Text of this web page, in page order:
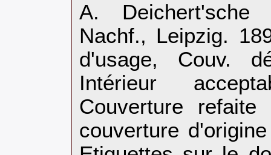
‎A. Deichert'sche
Nachf., Leipzig.
d'usage, Couv.
Intérieur
Couverture
couverture